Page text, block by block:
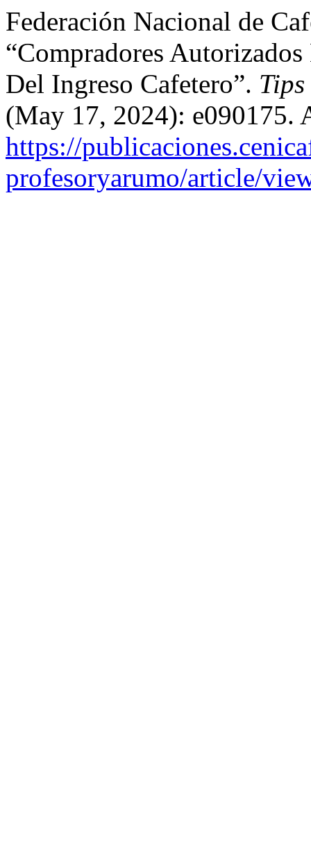
Federación Nacional de
“Compradores
Del Ingreso Cafetero”.
(May 17, 2024): e090175.
https://
profesoryarumo/article/